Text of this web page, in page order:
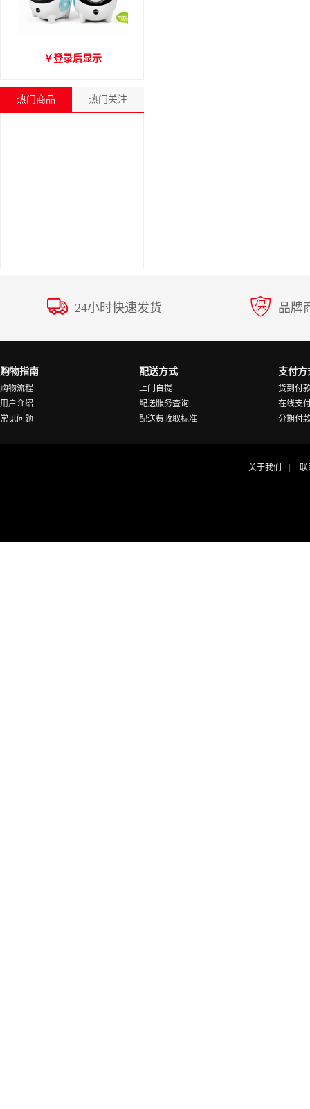
爱琴海A2000音箱
￥登录后显示
热门商品 热门关注
24小时快速发货 品牌
购物指南
购物流程
用户介绍
常见问题
配送方式
上门自提
配送服务查询
配送费收取标准
支付方
货到付
在线支
分期付
关于我们 联